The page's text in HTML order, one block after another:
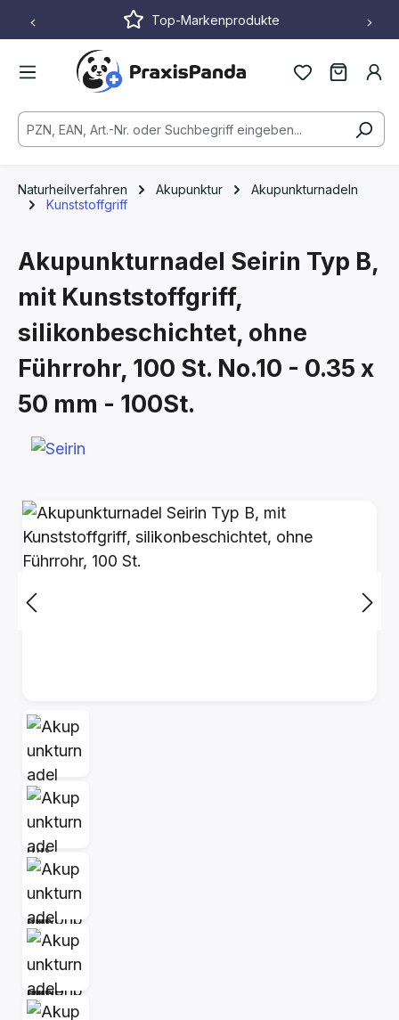
Zum Hauptinhalt springenTop-Markenprodukte
Naturheilverfahren Akupunktur
Akupunkturnadeln
Kunststoffgriff
Akupunkturnadel Seirin Typ B,
mit Kunststoffgriff,
silikonbeschichtet, ohne
Führrohr, 100 St. No.10 - 0.35 x
50 mm - 100St.
Bildergalerie überspringen